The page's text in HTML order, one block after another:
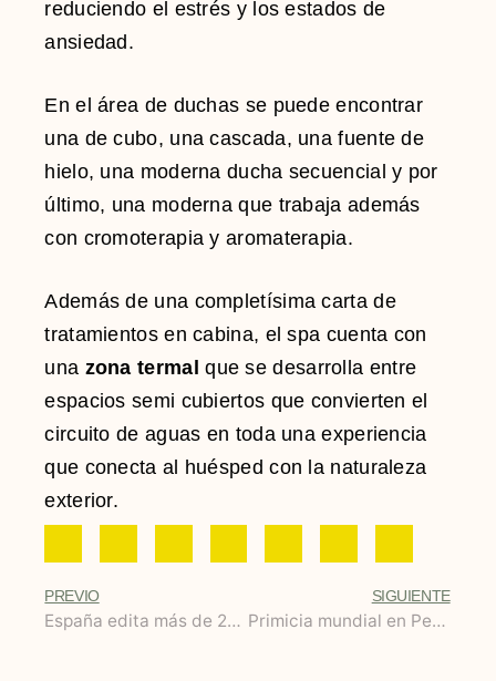
reduciendo el estrés y los estados de
ansiedad.
En el área de duchas se puede encontrar
una de cubo, una cascada, una fuente de
hielo, una moderna ducha secuencial y por
último, una moderna que trabaja además
con cromoterapia y aromaterapia.
Además de una completísima carta de
tratamientos en cabina, el spa cuenta con
una zona termalque se desarrolla entre
espacios semi cubiertos que convierten el
circuito de aguas en toda una experiencia
que conecta al huésped con la naturaleza
exterior.
PREVIO
España edita más de 20.000 libros de creación literaria al año
SIGUIENTE
Primicia mundial en Pebble Beach: el Audi PB18 e-tron concept car